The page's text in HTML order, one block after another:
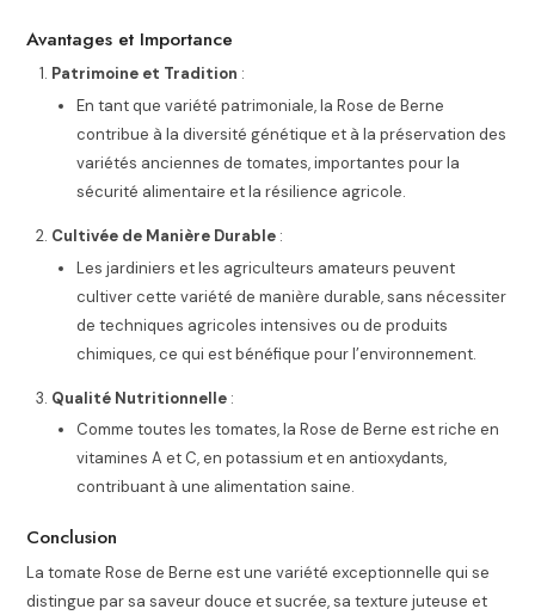
Avantages et Importance
Patrimoine et Tradition :
En tant que variété patrimoniale, la Rose de Berne
contribue à la diversité génétique et à la préservation des
variétés anciennes de tomates, importantes pour la
sécurité alimentaire et la résilience agricole.
Cultivée de Manière Durable :
Les jardiniers et les agriculteurs amateurs peuvent
cultiver cette variété de manière durable, sans nécessiter
de techniques agricoles intensives ou de produits
chimiques, ce qui est bénéfique pour l’environnement.
Qualité Nutritionnelle :
Comme toutes les tomates, la Rose de Berne est riche en
vitamines A et C, en potassium et en antioxydants,
contribuant à une alimentation saine.
Conclusion
La tomate Rose de Berne est une variété exceptionnelle qui se
distingue par sa saveur douce et sucrée, sa texture juteuse et